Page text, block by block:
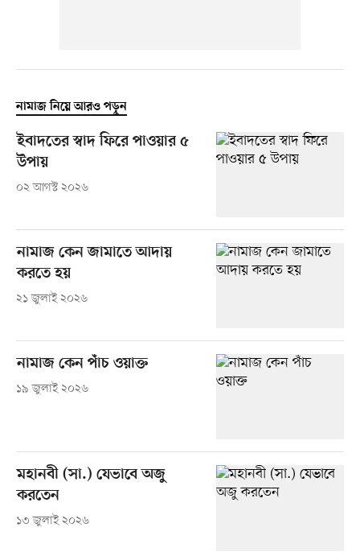
নামাজ নিয়ে আরও পড়ুন
ইবাদতের স্বাদ ফিরে পাওয়ার ৫
উপায়
০২ আগস্ট ২০২৬
নামাজ কেন জামাতে আদায়
করতে হয়
২১ জুলাই ২০২৬
নামাজ কেন পাঁচ ওয়াক্ত
১৯ জুলাই ২০২৬
মহানবী (সা.) যেভাবে অজু
করতেন
১৩ জুলাই ২০২৬